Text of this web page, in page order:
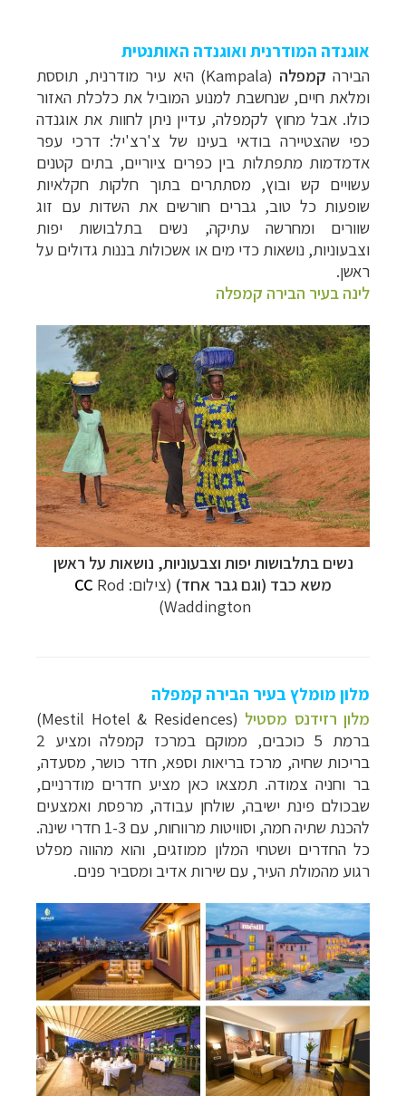
אוגנדה המודרנית ואוגנדה האותנטית
הבירה קמפלה (Kampala)
היא עיר מודרנית, תוססת
ומלאת חיים, שנחשבת למנוע המוביל את כלכלת האזור
כולו. אבל מחוץ לקמפלה, עדיין ניתן לחוות את אוגנדה
כפי שהצטיירה בודאי בעינו של צ'רצ'יל: דרכי עפר
אדמדמות מתפתלות בין כפרים ציוריים, בתים קטנים
עשויים קש ובוץ, מסתתרים בתוך חלקות חקלאיות
שופעות כל טוב, גברים חורשים את השדות עם זוג
שוורים ומחרשה עתיקה, נשים בתלבושות יפות
וצבעוניות, נושאות כדי מים או אשכולות בננות גדולים על
ראשן.
לינה בעיר הבירה קמפלה
נשים בתלבושות יפות וצבעוניות, נושאות על ראשן
משא כבד (וגם גבר אחד) (צילום: CC Rod
Waddington
)
מלון מומלץ בעיר הבירה קמפלה
מלון רזידנס מסטיל
(Mestil Hotel & Residences)
ברמת 5 כוכבים, ממוקם במרכז קמפלה ומציע 2
בריכות שחיה, מרכז בריאות וספא, חדר כושר, מסעדה,
בר וחניה צמודה. תמצאו כאן מציע חדרים מודרניים,
שבכולם פינת ישיבה, שולחן עבודה, מרפסת ואמצעים
להכנת שתיה חמה, וסוויטות מרווחות, עם 1-3 חדרי שינה.
כל החדרים ושטחי המלון ממוזגים, והוא מהווה מפלט
רגוע מהמולת העיר, עם שירות אדיב ומסביר פנים.
קרוזים והפלגות נופשלחצו לרשימת היעדים »
תכנון טיולים למדינות אירופהלחצו לרשימת היעדים
»
תכנוןטיולים לאמריקה הצפונית לחצו לרשימת
היעדים »